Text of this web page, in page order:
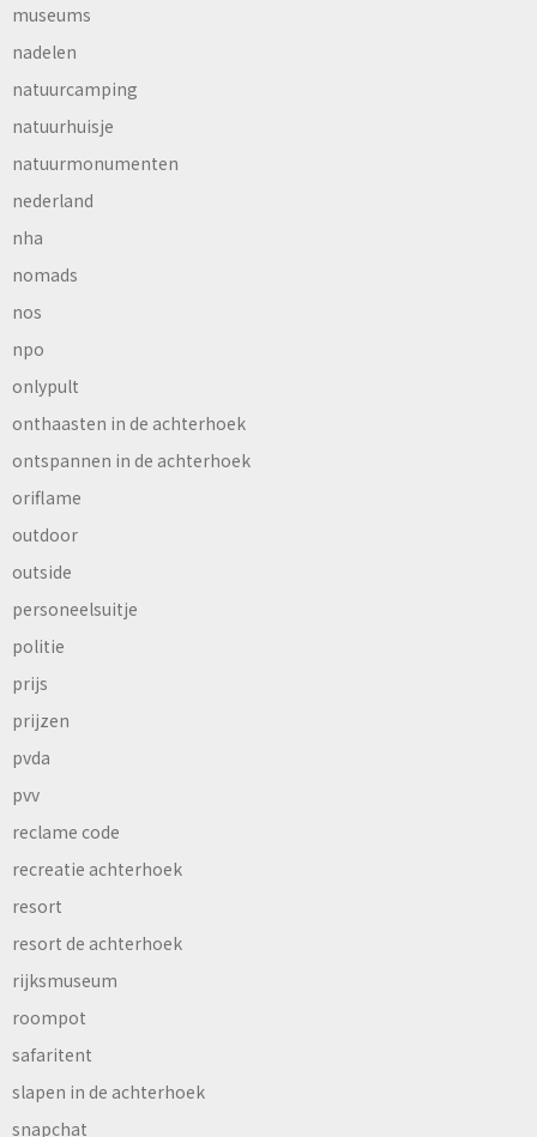
museums
nadelen
natuurcamping
natuurhuisje
natuurmonumenten
nederland
nha
nomads
nos
npo
onlypult
onthaasten in de achterhoek
ontspannen in de achterhoek
oriflame
outdoor
outside
personeelsuitje
politie
prijs
prijzen
pvda
pvv
reclame code
recreatie achterhoek
resort
resort de achterhoek
rijksmuseum
roompot
safaritent
slapen in de achterhoek
snapchat